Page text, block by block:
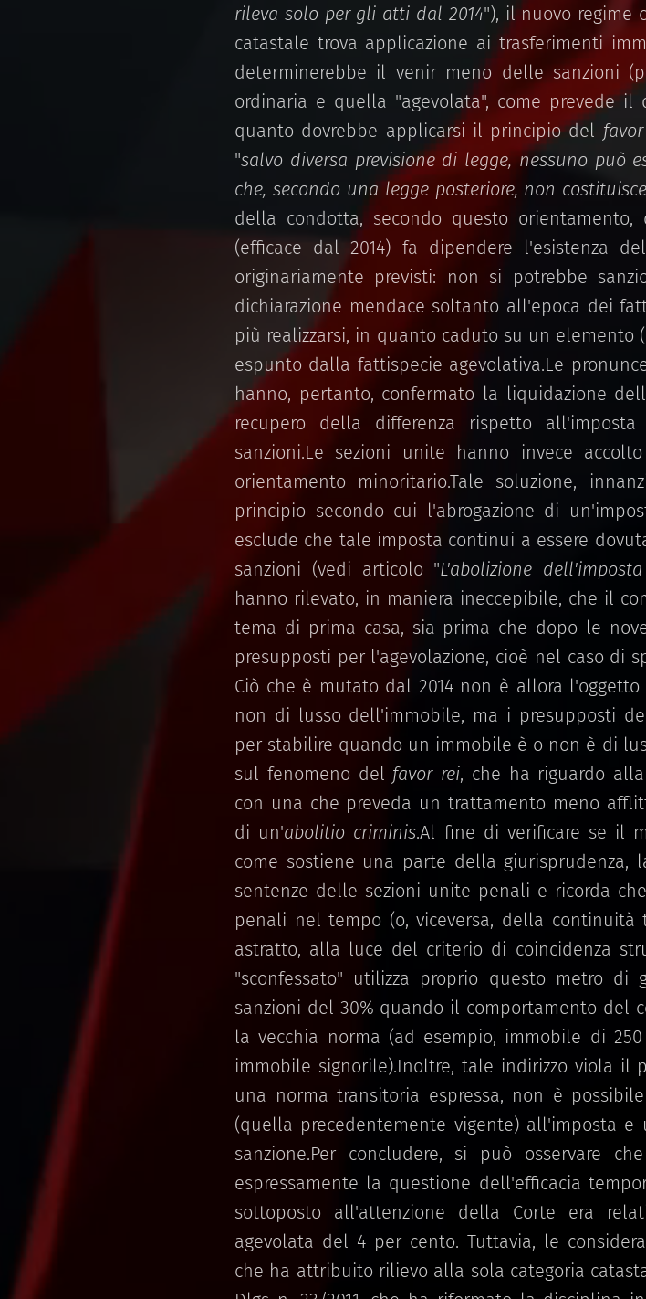
rileva solo per gli atti dal 2014"), il nuovo regime
catastale trova applicazione ai trasferimenti
determinerebbe il venir meno delle sanzioni
ordinaria e quella "agevolata", come prevede
quanto dovrebbe applicarsi il principio del
"salvo diversa previsione di legge, nessuno può
che, secondo una legge posteriore, non
della condotta, secondo questo
(efficace dal 2014) fa dipendere l'esistenza
originariamente previsti: non si potrebbe
dichiarazione mendace soltanto all'epoca dei
più realizzarsi, in quanto caduto su un
espunto dalla fattispecie agevolativa.Le
hanno, pertanto, confermato la liquidazione
recupero della differenza rispetto
sanzioni.Le sezioni unite hanno invece
orientamento minoritario.Tale soluzione,
principio secondo cui l'abrogazione di
esclude che tale imposta continui a essere
sanzioni (vedi articolo "L'abolizione
hanno rilevato, in maniera ineccepibile, che il
tema di prima casa, sia prima che dopo le
presupposti per l'agevolazione, cioè nel caso di
Ciò che è mutato dal 2014 non è allora
non di lusso dell'immobile, ma i presupposti
per stabilire quando un immobile è o non è di
sul fenomeno del favor rei, che ha riguardo
con una che preveda un trattamento meno
di un'abolitio criminis.Al fine di verificare se il
come sostiene una parte della giurisprudenza,
sentenze delle sezioni unite penali e ricorda
penali nel tempo (o, viceversa, della
astratto, alla luce del criterio di coincidenza
"sconfessato" utilizza proprio questo metro
sanzioni del 30% quando il comportamento del
la vecchia norma (ad esempio, immobile di
immobile signorile).Inoltre, tale indirizzo viola il
una norma transitoria espressa, non è
(quella precedentemente vigente) all'imposta
sanzione.Per concludere, si può osservare
espressamente la questione dell'efficacia
sottoposto all'attenzione della Corte era
agevolata del 4 per cento. Tuttavia, le
che ha attribuito rilievo alla sola categoria